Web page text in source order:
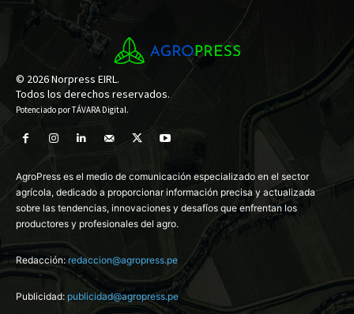
© 2026 Norpress EIRL.
Todos los derechos reservados.
Potenciado porTÁVARA Digital.
AgroPress es el medio de comunicación especializado en el sector
agrícola, dedicado a proporcionar información precisa y actualizada
sobre las tendencias, innovaciones y desafíos que enfrentan los
productores y profesionales del agro.
Redacción:redaccion@agropress.pe
Publicidad: publicidad@agropress.pe